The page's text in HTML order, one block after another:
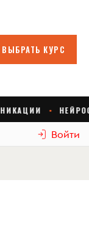
Войти